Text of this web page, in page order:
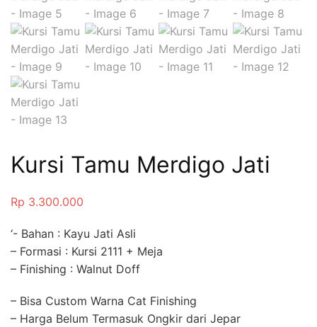
Kursi Tamu Merdigo Jati
Rp 3.300.000
‘- Bahan : Kayu Jati Asli
– Formasi : Kursi 2111 + Meja
– Finishing : Walnut Doff
– Bisa Custom Warna Cat Finishing
– Harga Belum Termasuk Ongkir dari Jepar